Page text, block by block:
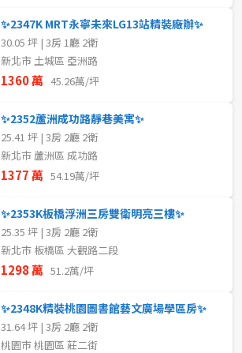
✨2347K MRT永寧未來LG13站精裝廠辦✨
30.05 坪 | 3房 1廳 2衛
新北市 土城區 亞洲路
1360 萬 45.26萬/坪
✨2352蘆洲成功路靜巷美寓✨
25.41 坪 | 3房 2廳 2衛
新北市 蘆洲區 成功路
1377 萬 54.19萬/坪
✨2353K板橋浮洲三房雙衛明亮三樓✨
25.35 坪 | 3房 2廳 2衛
新北市 板橋區 大觀路二段
1298 萬 51.2萬/坪
✨2348K精裝桃園圖書館藝文廣場學區房✨
31.64 坪 | 3房 2廳 2衛
桃園市 桃園區 莊二街